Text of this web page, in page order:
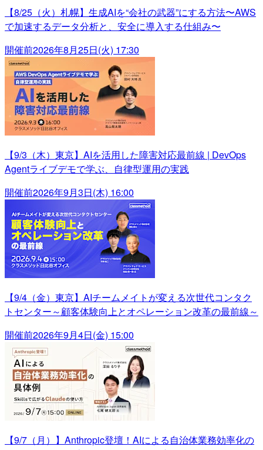
【8/25（火）札幌】生成AIを“会社の武器”にする方法〜AWS
で加速するデータ分析と、安全に導入する仕組み〜
開催前2026年8月25日(火) 17:30
【9/3（木）東京】AIを活用した障害対応最前線 | DevOps
Agentライブデモで学ぶ、自律型運用の実践
開催前2026年9月3日(木) 16:00
【9/4（金）東京】AIチームメイトが変える次世代コンタク
トセンター～顧客体験向上とオペレーション改革の最前線～
開催前2026年9月4日(金) 15:00
【9/7（月）】Anthropic登壇！AIによる自治体業務効率化の